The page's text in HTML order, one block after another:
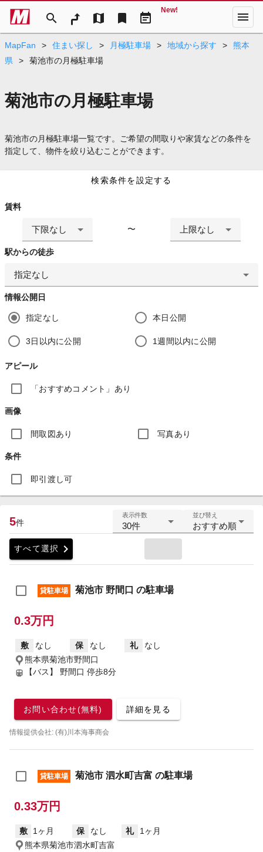
search map bookmark event_note
New! menu
MapFan > 住まい探し > 月極駐車場 > 地域から探す >
熊本
県
> 菊池市の月極駐車場
菊池市の月極駐車場
菊池市の月極駐車場一覧です。ご希望の間取りや家賃などの条件を
指定して、物件を絞り込むことができます。
検索条件を設定する
賃料
下限なし 〜 上限なし
駅からの徒歩
指定なし
情報公開日
指定なし 本日公開
3日以内に公開 1週間以内に公開
アピール
「おすすめコメント」あり
画像
間取図あり 写真あり
条件
即引渡し可
5件
表示件数
30件
並び替え
おすすめ順
すべて選択 chevron_right
貸駐車場 菊池市 野間口 の駐車場
0.3万円
敷 なし 保 なし 礼
なし
熊本県菊池市野間口
【バス】 野間口 停歩8分
お問い合わせ(無料) 詳細を見る
情報提供会社: (有)川本海事商会
貸駐車場 菊池市 泗水町吉富 の駐車場
0.33万円
敷 1ヶ月 保 なし 礼
1ヶ月
熊本県菊池市泗水町吉富